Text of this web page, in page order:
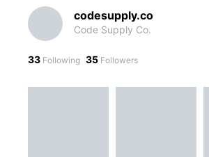
codesupply.co
Code Supply Co.
33 Following 35 Followers